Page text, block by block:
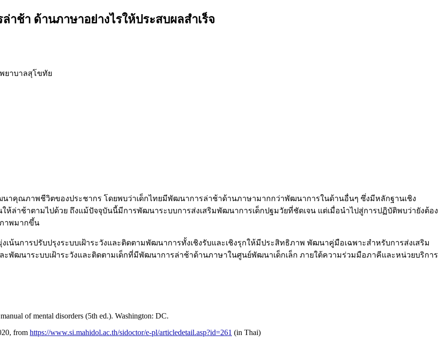
ช้า ด้านภาษาอย่างไรให้ประสบผลสำเร็จ
ยาบาลสุโขทัย
าคุณภาพชีวิตของประชากร โดยพบว่าเด็กไทยมีพัฒนาการล่าช้าด้านภาษามากกว่าพัฒนาการในด้านอื่นๆ ซึ่งมีหลักฐานเชิง
ล่าช้าตามไปด้วย ถึงแม้ปัจจุบันนี้มีการพัฒนาระบบการส่งเสริมพัฒนาการเด็กปฐมวัยที่ชัดเจน แต่เมื่อนำไปสู่การปฏิบัติพบว่ายังต้อง
าพมากขึ้น
รปรับปรุงระบบเฝ้าระวังและติดตามพัฒนาการทั้งเชิงรับและเชิงรุกให้มีประสิทธิภาพ พัฒนาคู่มือเฉพาะสำหรับการส่งเสริม
ฒนาระบบเฝ้าระวังและติดตามเด็กที่มีพัฒนาการล่าช้าด้านภาษาในศูนย์พัฒนาเด็กเล็ก ภายใต้ความร่วมมือภาคีและหน่วยบริการ
of mental disorders (5th ed.). Washington: DC.
from https://www.si.mahidol.ac.th/sidoctor/e-pl/articledetail.asp?id=261 (in Thai)